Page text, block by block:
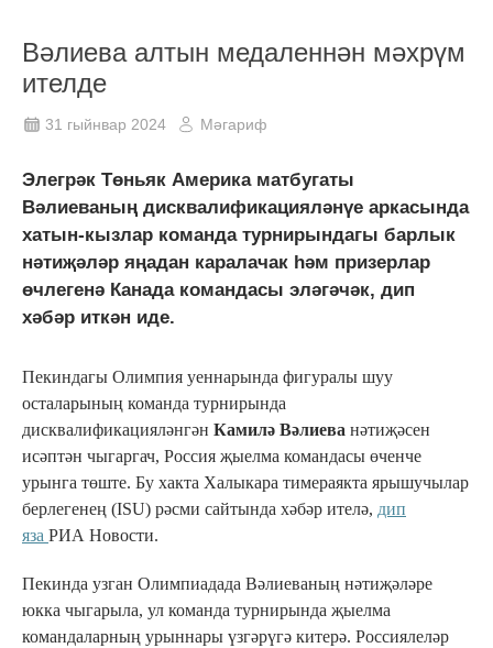
Вәлиева алтын медаленнән мәхрүм
ителде
31 гыйнвар 2024 Мәгариф
Элегрәк Төньяк Америка матбугаты
Вәлиеваның дисквалификацияләнүе аркасында
хатын-кызлар команда турнирындагы барлык
нәтиҗәләр яңадан каралачак һәм призерлар
өчлегенә Канада командасы эләгәчәк, дип
хәбәр иткән иде.
Пекиндагы Олимпия уеннарында фигуралы шуу
осталарының команда турнирында
дисквалификацияләнгән Камилә Вәлиева нәтиҗәсен
исәптән чыгаргач, Россия җыелма командасы өченче
урынга төште. Бу хакта Халыкара тимераякта ярышучылар
берлегенең (ISU) рәсми сайтында хәбәр ителә, дип
яза РИА Новости.
Пекинда узган Олимпиадада Вәлиеваның нәтиҗәләре
юкка чыгарыла, ул команда турнирында җыелма
командаларның урыннары үзгәрүгә китерә. Россиялеләр